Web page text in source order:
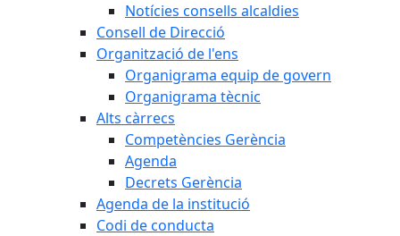
Notícies consells alcaldies
Consell de Direcció
Organització de l'ens
Organigrama equip de govern
Organigrama tècnic
Alts càrrecs
Competències Gerència
Agenda
Decrets Gerència
Agenda de la institució
Codi de conducta